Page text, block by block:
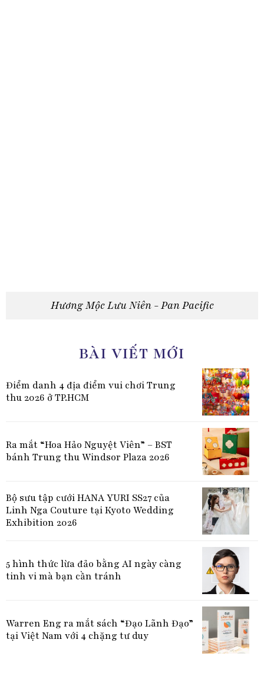
Hương Mộc Lưu Niên - Pan Pacific
BÀI VIẾT MỚI
Điểm danh 4 địa điểm vui chơi Trung
thu 2026 ở TP.HCM
Ra mắt “Hoa Hảo Nguyệt Viên” – BST
bánh Trung thu Windsor Plaza 2026
Bộ sưu tập cưới HANA YURI SS27 của
Linh Nga Couture tại Kyoto Wedding
Exhibition 2026
5 hình thức lừa đảo bằng AI ngày càng
tinh vi mà bạn cần tránh
Warren Eng ra mắt sách “Đạo Lãnh Đạo”
tại Việt Nam với 4 chặng tư duy